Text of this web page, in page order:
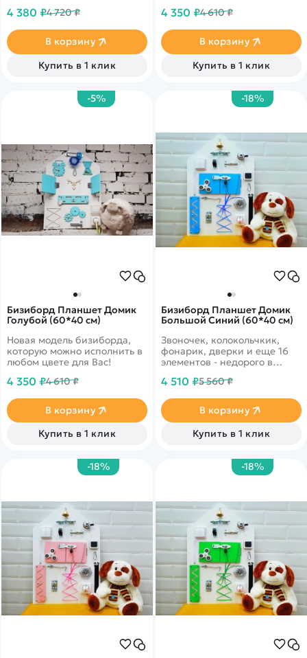
4 380 ₽4 720 ₽
В корзину
Купить в 1 клик
4 350 ₽4 610 ₽
В корзину
Купить в 1 клик
-5%
Бизиборд Планшет Домик
Голубой (60*40 см)
Новая модель бизиборда,
которую можно исполнить в
любом цвете для Вас!
4 350 ₽4 610 ₽
В корзину
Купить в 1 клик
-18%
Бизиборд Планшет Домик
Большой Синий (60*40 см)
Звоночек, колокольчкик,
фонарик, дверки и еще 16
элементов - недорого в
4 510 ₽5 560 ₽
В корзину
Купить в 1 клик
-18% -18%